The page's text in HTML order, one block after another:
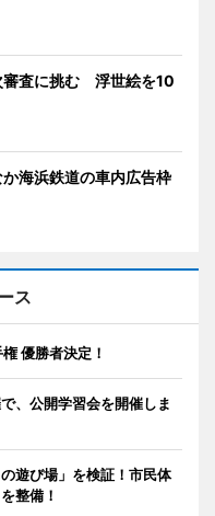
審査に挑む 浮世絵を10
か海浜鉄道の車内広告枠
ス
優勝者決定！
、公開学習会を開催しま
遊び場」を検証！市民体
整備！